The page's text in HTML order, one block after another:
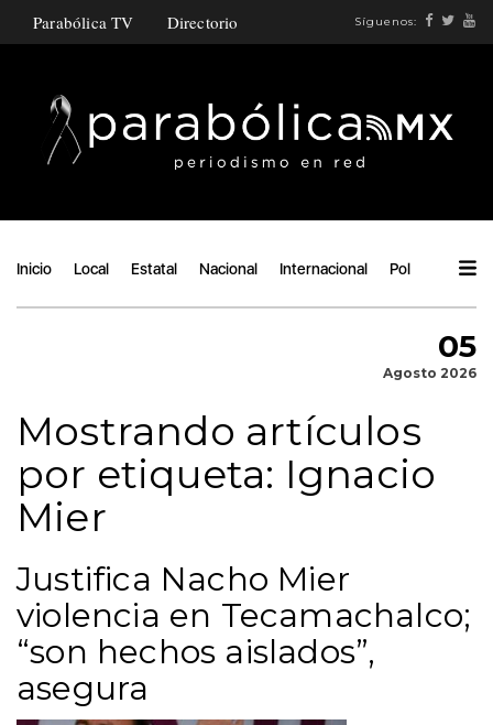
Parabólica TV Directorio Síguenos:
Inicio Local Estatal Nacional Internacional Política
05
Agosto 2026
Mostrando artículos
por etiqueta: Ignacio
Mier
Justifica Nacho Mier
violencia en Tecamachalco;
“son hechos aislados”,
asegura